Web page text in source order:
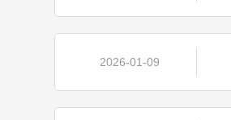
2026-01-09